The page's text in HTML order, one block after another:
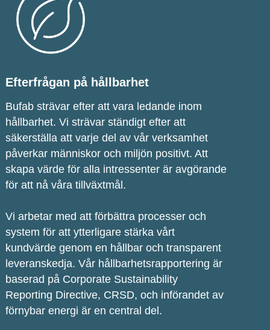
Efterfrågan på hållbarhet
Bufab strävar efter att vara ledande inom
hållbarhet. Vi strävar ständigt efter att
säkerställa att varje del av vår verksamhet
påverkar människor och miljön positivt. Att
skapa värde för alla intressenter är avgörande
för att nå våra tillväxtmål.
Vi arbetar med att förbättra processer och
system för att ytterligare stärka vårt
kundvärde genom en hållbar och transparent
leveranskedja. Vår hållbarhetsrapportering är
baserad på Corporate Sustainability
Reporting Directive, CRSD, och införandet av
förnybar energi är en central del.